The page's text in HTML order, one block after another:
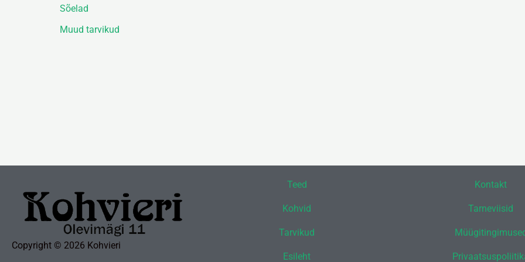
Sõelad
Muud tarvikud
Copyright © 2026 Kohvieri
Teed
Kohvid
Tarvikud
Esileht
Kontakt
Tarneviisid